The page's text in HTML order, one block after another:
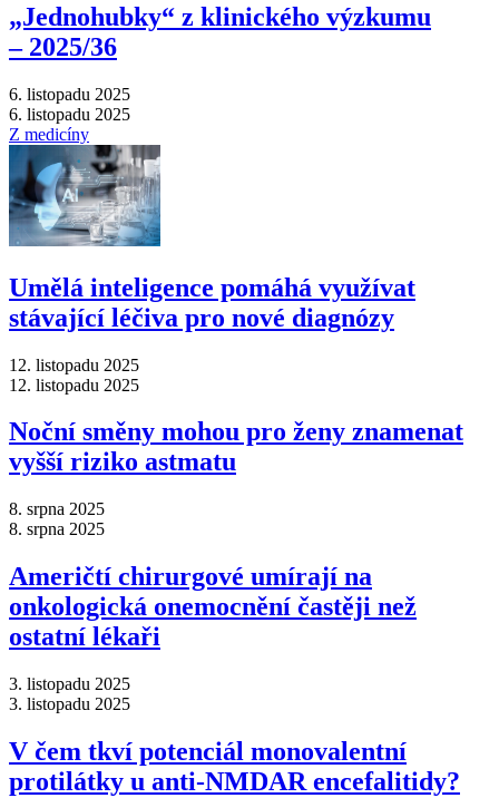
„Jednohubky“ z klinického výzkumu
–⁠ 2025/36
6. listopadu 2025
6. listopadu 2025
Z medicíny
Umělá inteligence pomáhá využívat
stávající léčiva pro nové diagnózy
12. listopadu 2025
12. listopadu 2025
Noční směny mohou pro ženy znamenat
vyšší riziko astmatu
8. srpna 2025
8. srpna 2025
Američtí chirurgové umírají na
onkologická onemocnění častěji než
ostatní lékaři
3. listopadu 2025
3. listopadu 2025
V čem tkví potenciál monovalentní
protilátky u anti-NMDAR encefalitidy?